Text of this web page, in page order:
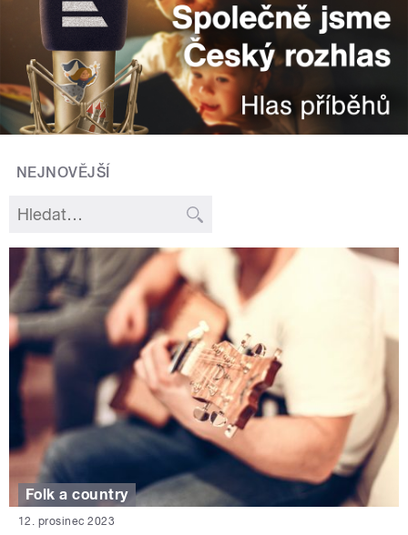
NEJNOVĚJŠÍ
Folk a country
12. prosinec 2023